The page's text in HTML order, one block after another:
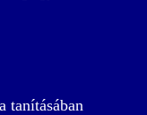
tanításában